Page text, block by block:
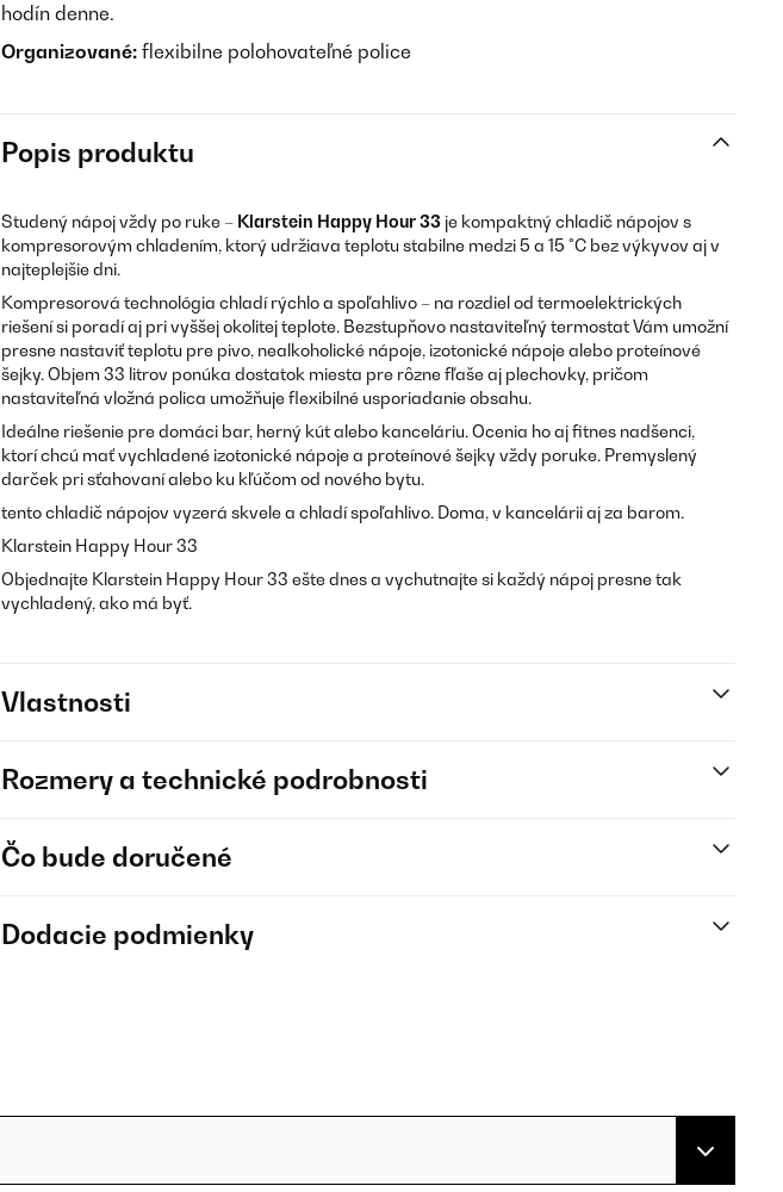
hodín denne.
Organizované: flexibilne polohovateľné police
Popis produktu
Studený nápoj vždy po ruke – Klarstein Happy Hour 33 je kompaktný chladič nápojov s
kompresorovým chladením, ktorý udržiava teplotu stabilne medzi 5 a 15 °C bez výkyvov aj v
najteplejšie dni.
Kompresorová technológia chladí rýchlo a spoľahlivo – na rozdiel od termoelektrických
riešení si poradí aj pri vyššej okolitej teplote. Bezstupňovo nastaviteľný termostat Vám umožní
presne nastaviť teplotu pre pivo, nealkoholické nápoje, izotonické nápoje alebo proteínové
šejky. Objem 33 litrov ponúka dostatok miesta pre rôzne fľaše aj plechovky, pričom
nastaviteľná vložná polica umožňuje flexibilné usporiadanie obsahu.
Ideálne riešenie pre domáci bar, herný kút alebo kanceláriu. Ocenia ho aj fitnes nadšenci,
ktorí chcú mať vychladené izotonické nápoje a proteínové šejky vždy poruke. Premyslený
darček pri sťahovaní alebo ku kľúčom od nového bytu.
tento chladič nápojov vyzerá skvele a chladí spoľahlivo. Doma, v kancelárii aj za barom.
Klarstein Happy Hour 33
Objednajte Klarstein Happy Hour 33 ešte dnes a vychutnajte si každý nápoj presne tak
vychladený, ako má byť.
Vlastnosti
Rozmery a technické podrobnosti
Čo bude doručené
Dodacie podmienky